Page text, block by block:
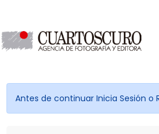
Antes de continuar Inicia Sesión o